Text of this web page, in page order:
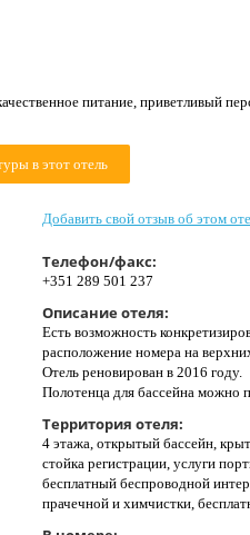
питание, приветливый
в этот отель
Добавить свой отзыв об этом
Телефон/факс:
+351 289 501 237
Описание отеля:
Есть возможность
расположение номера на
Отель реновирован в 2016 году.
Полотенца для бассейна можно
Территория отеля:
4 этажа, открытый бассейн,
стойка регистрации, услуги
бесплатный беспроводной
прачечной и химчистки,